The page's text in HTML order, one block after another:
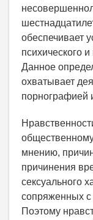
обеспечивает
психического
Данное
охватывает
порнографией
мнению,
причинения
сексуального
сопряженных с
Поэтому